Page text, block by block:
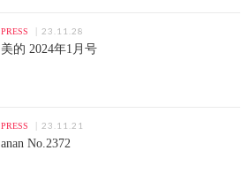
PRESS 23.11.28
美的 2024年1月号
PRESS 23.11.21
anan No.2372